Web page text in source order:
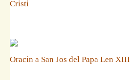
Cristi
Oracin a San Jos del Papa Len XIII